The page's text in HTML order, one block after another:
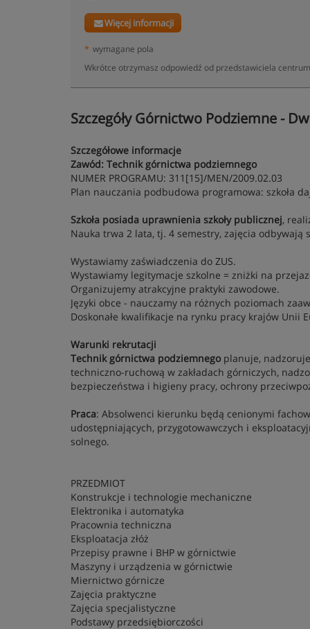
Więcej informacji
* wymagane pola
Wkrótce otrzymasz odpowiedź od przedstawiciela
Szczegóły Górnictwo Podziemne -
Szczegółowe informacje
Zawód: Technik górnictwa podziemnego
NUMER PROGRAMU: 311[15]/MEN/2009.02.03
Plan nauczania podbudowa programowa: szkoła
Szkoła posiada uprawnienia szkoły publicznej,
Nauka trwa 2 lata, tj. 4 semestry, zajęcia
Wystawiamy zaświadczenia do ZUS.
Wystawiamy legitymacje szkolne = zniżki na
Organizujemy atrakcyjne praktyki zawodowe.
Języki obce - nauczamy na różnych poziomach
Doskonałe kwalifikacje na rynku pracy krajów Unii
Warunki rekrutacji
Technik górnictwa podziemnego planuje,
techniczno-ruchową w zakładach górniczych,
bezpieczeństwa i higieny pracy, ochrony
Praca: Absolwenci kierunku będą cenionymi
udostępniających, przygotowawczych i
solnego.
PRZEDMIOT
Konstrukcje i technologie mechaniczne
Elektronika i automatyka
Pracownia techniczna
Eksploatacja złóż
Przepisy prawne i BHP w górnictwie
Maszyny i urządzenia w górnictwie
Miernictwo górnicze
Zajęcia praktyczne
Zajęcia specjalistyczne
Podstawy przedsiębiorczości